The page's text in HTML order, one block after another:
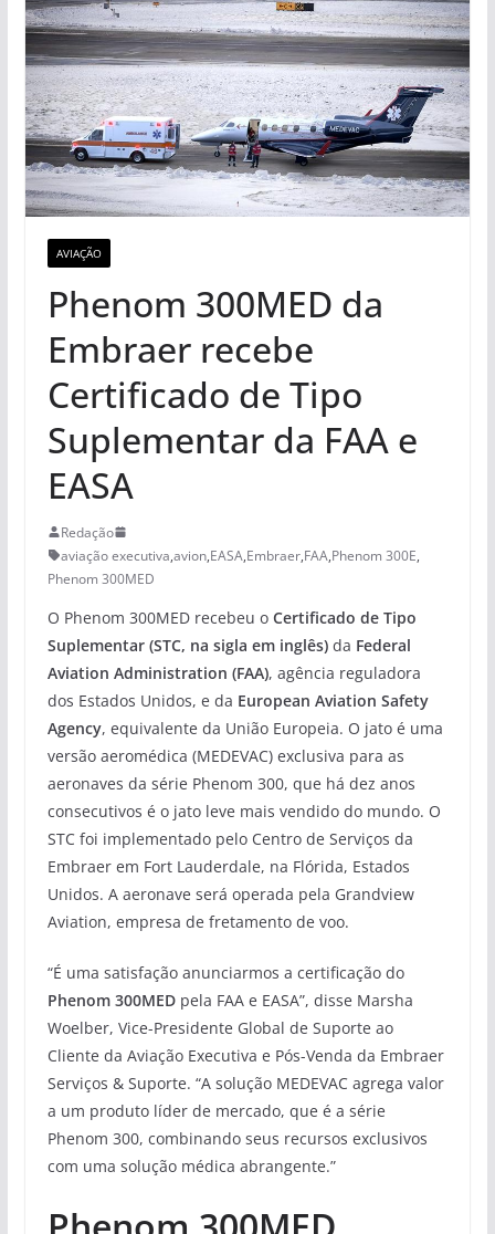
AVIAÇÃO
Phenom 300MED da
Embraer recebe
Certificado de Tipo
Suplementar da FAA e
EASA
Redação
aviação executiva,avion,EASA,Embraer,FAA,Phenom 300E,
Phenom 300MED
O Phenom 300MED recebeu oCertificado de Tipo
Suplementar (STC, na sigla em inglês) da Federal
Aviation Administration (FAA), agência reguladora
dos Estados Unidos, e da European Aviation Safety
Agency, equivalente da União Europeia. O jato é uma
versão aeromédica (MEDEVAC) exclusiva para as
aeronaves da série Phenom 300, que há dez anos
consecutivos é o jato leve mais vendido do mundo. O
STC foi implementado pelo Centro de Serviços da
Embraer em Fort Lauderdale, na Flórida, Estados
Unidos. A aeronave será operada pela Grandview
Aviation, empresa de fretamento de voo.
“É uma satisfação anunciarmos a certificação do
Phenom 300MEDpela FAA e EASA”, disse Marsha
Woelber, Vice-Presidente Global de Suporte ao
Cliente da Aviação Executiva e Pós-Venda da Embraer
Serviços & Suporte. “A solução MEDEVAC agrega valor
a um produto líder de mercado, que é a série
Phenom 300, combinando seus recursos exclusivos
com uma solução médica abrangente.”